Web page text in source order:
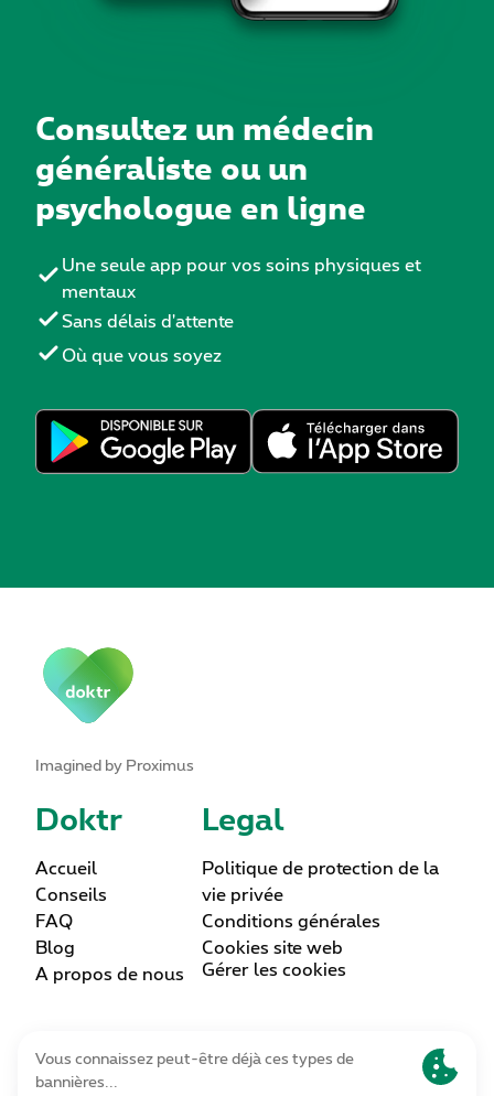
Consultez un médecin
généraliste ou un
psychologue en ligne
Une seule app pour vos soins physiques et
mentaux
Sans délais d'attente
Où que vous soyez
Imagined by Proximus
Doktr
Accueil
Conseils
FAQ
Blog
A propos de nous
Legal
Politique de protection de la
vie privée
Conditions générales
Cookies site web
Gérer les cookies
Lettre d’information